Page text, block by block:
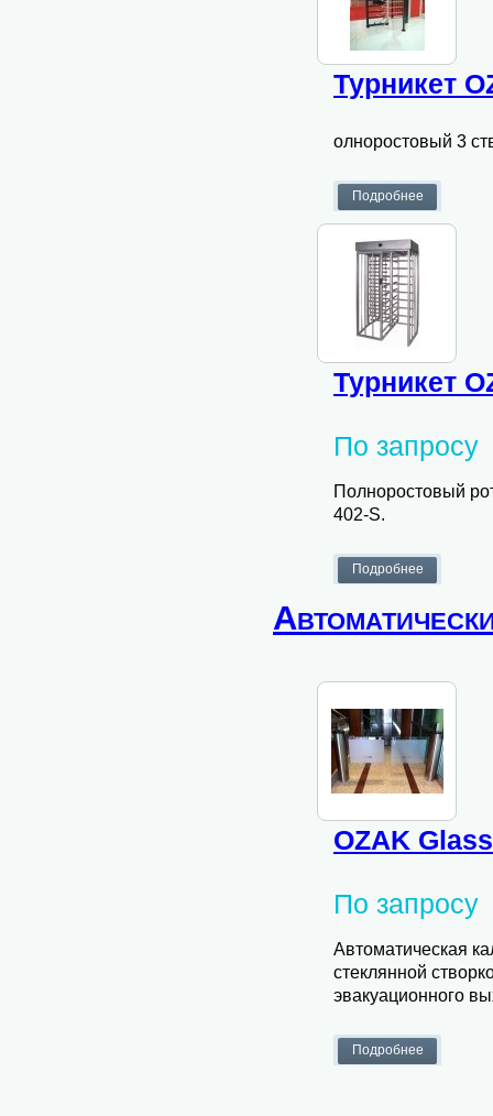
Турникет
олноростовый 3
Турникет
По запросу
Полноростовый
402-S.
OZAK
По запросу
Автоматическая
стеклянной
эвакуационного